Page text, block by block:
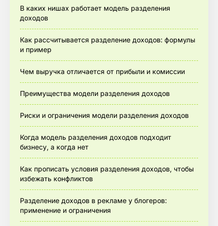
В каких нишах работает модель разделения
доходов
Как рассчитывается разделение доходов: формулы
и пример
Чем выручка отличается от прибыли и комиссии
Преимущества модели разделения доходов
Риски и ограничения модели разделения доходов
Когда модель разделения доходов подходит
бизнесу, а когда нет
Как прописать условия разделения доходов, чтобы
избежать конфликтов
Разделение доходов в рекламе у блогеров:
применение и ограничения